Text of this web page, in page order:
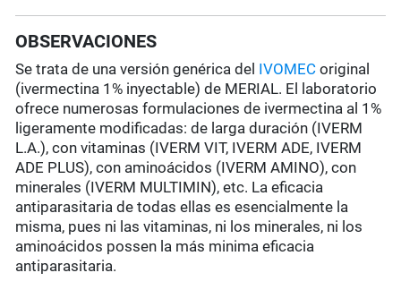
OBSERVACIONES
Se trata de una versión genérica del IVOMEC original
(ivermectina 1% inyectable) de MERIAL. El laboratorio
ofrece numerosas formulaciones de ivermectina al 1%
ligeramente modificadas: de larga duración (IVERM
L.A.), con vitaminas (IVERM VIT, IVERM ADE, IVERM
ADE PLUS), con aminoácidos (IVERM AMINO), con
minerales (IVERM MULTIMIN), etc. La eficacia
antiparasitaria de todas ellas es esencialmente la
misma, pues ni las vitaminas, ni los minerales, ni los
aminoácidos possen la más minima eficacia
antiparasitaria.